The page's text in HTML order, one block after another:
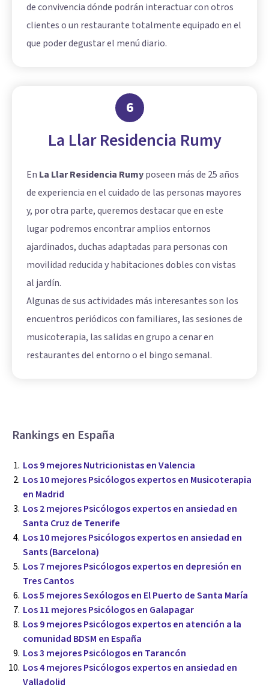
de convivencia dónde podrán interactuar con otros
clientes o un restaurante totalmente equipado en el
que poder degustar el menú diario.
6
La Llar Residencia Rumy
En La Llar Residencia Rumyposeen más de 25 años
de experiencia en el cuidado de las personas mayores
y, por otra parte, queremos destacar que en este
lugar podremos encontrar amplios entornos
ajardinados, duchas adaptadas para personas con
movilidad reducida y habitaciones dobles con vistas
al jardín.
Algunas de sus actividades más interesantes son los
encuentros periódicos con familiares, las sesiones de
musicoterapia, las salidas en grupo a cenar en
restaurantes del entorno o el bingo semanal.
Rankings en España
Los 9 mejores Nutricionistas en Valencia
Los 10 mejores Psicólogos expertos en Musicoterapia
en Madrid
Los 2 mejores Psicólogos expertos en ansiedad en
Santa Cruz de Tenerife
Los 10 mejores Psicólogos expertos en ansiedad en
Sants (Barcelona)
Los 7 mejores Psicólogos expertos en depresión en
Tres Cantos
Los 5 mejores Sexólogos en El Puerto de Santa María
Los 11 mejores Psicólogos en Galapagar
Los 9 mejores Psicólogos expertos en atención a la
comunidad BDSM en España
Los 3 mejores Psicólogos en Tarancón
Los 4 mejores Psicólogos expertos en ansiedad en
Valladolid